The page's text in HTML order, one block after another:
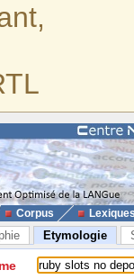
Corpus
Etymologie